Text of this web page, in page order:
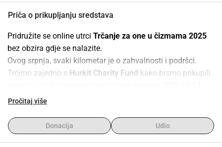
Priča o prikupljanju sredstava
Pridružite se online utrci Trčanje za one u čizmama 2025
bez obzira gdje se nalazite.
Ovog srpnja, svaki kilometar je o zahvalnosti i podršci.
Trčimo zajedno s Hurkit Charity Fund kako bismo prikupili
brigadu Nacionalne garde Ukrajine Khartia
dronove.
Minimalna donacija je £20.
Pročitaj više
Donacija Udio